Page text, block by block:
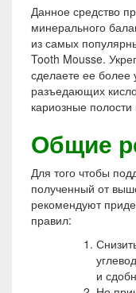
Данное средство
минерального
из самых
Tooth Mousse.
сделаете ее более
разъедающих
кариозные полости
Общие
Для того чтобы
полученный от
рекомендуют
правил:
и